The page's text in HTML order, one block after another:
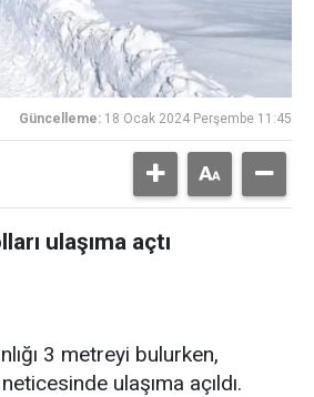
Güncelleme: 18 Ocak 2024 Perşembe 11:45
ulaşıma açtı
3 metreyi bulurken,
ulaşıma açıldı.